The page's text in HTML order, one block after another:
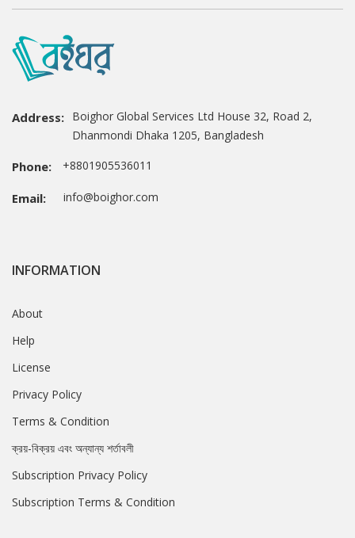
Address: Boighor Global Services Ltd House 32, Road 2,
Dhanmondi Dhaka 1205, Bangladesh
Phone: +8801905536011
Email: info@boighor.com
INFORMATION
About
Help
License
Privacy Policy
Terms & Condition
ক্রয়-বিক্রয় এবং অন্যান্য শর্তাবলী
Subscription Privacy Policy
Subscription Terms & Condition